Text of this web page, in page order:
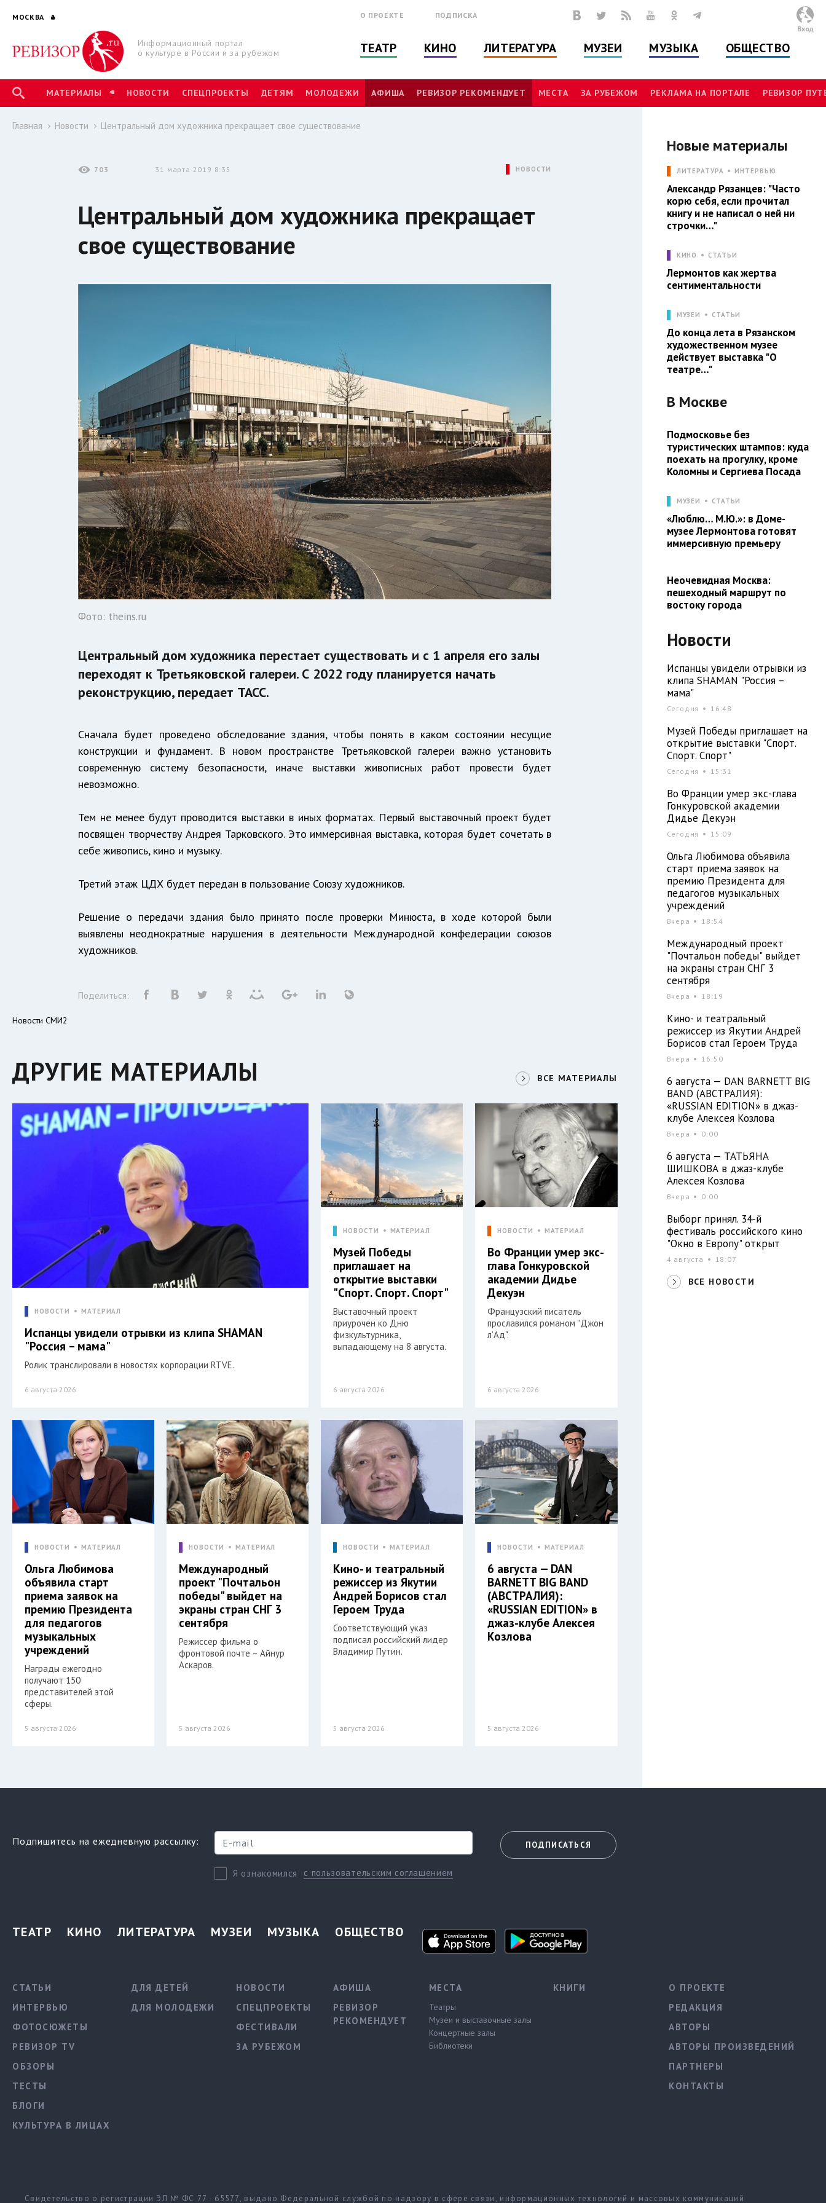
МОСКВА
Информационный портал
о культуре в России и за рубежом
О ПРОЕКТЕ ПОДПИСКА
ТЕАТР КИНО ЛИТЕРАТУРА МУЗЕИ МУЗЫКА ОБЩЕСТВО
Вход
МАТЕРИАЛЫ НОВОСТИ СПЕЦПРОЕКТЫ ДЕТЯМ МОЛОДЕЖИ АФИША РЕВИЗОР РЕКОМЕНДУЕТ МЕСТА ЗА РУБЕЖОМ РЕКЛАМА НА ПОРТАЛЕ РЕВИЗОР
Главная Новости Центральный дом художника прекращает свое существование
703 31 марта 2019 8:35 НОВОСТИ
Центральный дом художника прекращает
свое существование
Фото: theins.ru
Центральный дом художника перестает существовать и с 1 апреля его залы
переходят к Третьяковской галереи. С 2022 году планируется начать
реконструкцию, передает ТАСС.
Сначала будет проведено обследование здания, чтобы понять в каком состоянии несущие
конструкции и фундамент. В новом пространстве Третьяковской галереи важно установить
современную систему безопасности, иначе выставки живописных работ провести будет
невозможно.
Тем не менее будут проводится выставки в иных форматах. Первый выставочный проект будет
посвящен творчеству Андрея Тарковского. Это иммерсивная выставка, которая будет сочетать в
себе живопись, кино и музыку.
Третий этаж ЦДХ будет передан в пользование Союзу художников.
Решение о передачи здания было принято после проверки Минюста, в ходе которой были
выявлены неоднократные нарушения в деятельности Международной конфедерации союзов
художников.
Поделиться:
Новости СМИ2
ДРУГИЕ МАТЕРИАЛЫ ВСЕ МАТЕРИАЛЫ
НОВОСТИ МАТЕРИАЛ
Испанцы увидели отрывки из клипа SHAMAN
"Россия – мама"
Ролик транслировали в новостях корпорации RTVE.
6 августа 2026
НОВОСТИ МАТЕРИАЛ
Музей Победы
приглашает на
открытие выставки
"Спорт. Спорт. Спорт"
Выставочный проект
приурочен ко Дню
физкультурника,
выпадающему на 8 августа.
6 августа 2026
НОВОСТИ МАТЕРИАЛ
Во Франции умер экс-
глава Гонкуровской
академии Дидье
Декуэн
Французский писатель
прославился романом "Джон
л’Ад".
6 августа 2026
НОВОСТИ МАТЕРИАЛ
Ольга Любимова
объявила старт
приема заявок на
премию Президента
для педагогов
музыкальных
учреждений
Награды ежегодно
получают 150
представителей этой
сферы.
5 августа 2026
НОВОСТИ МАТЕРИАЛ
Международный
проект "Почтальон
победы" выйдет на
экраны стран СНГ 3
сентября
Режиссер фильма о
фронтовой почте – Айнур
Аскаров.
5 августа 2026
НОВОСТИ МАТЕРИАЛ
Кино- и театральный
режиссер из Якутии
Андрей Борисов стал
Героем Труда
Соответствующий указ
подписал российский лидер
Владимир Путин.
5 августа 2026
НОВОСТИ МАТЕРИАЛ
6 августа — DAN
BARNETT BIG BAND
(АВСТРАЛИЯ):
«RUSSIAN EDITION» в
джаз-клубе Алексея
Козлова
5 августа 2026
Новые материалы
ЛИТЕРАТУРА ИНТЕРВЬЮ
Александр Рязанцев: "Часто
корю себя, если прочитал
книгу и не написал о ней ни
строчки…"
КИНО СТАТЬИ
Лермонтов как жертва
сентиментальности
МУЗЕИ СТАТЬИ
До конца лета в Рязанском
художественном музее
действует выставка "О
театре…"
В Москве
Подмосковье без
туристических штампов: куда
поехать на прогулку, кроме
Коломны и Сергиева Посада
МУЗЕИ СТАТЬИ
«Люблю… М.Ю.»: в Доме-
музее Лермонтова готовят
иммерсивную премьеру
Неочевидная Москва:
пешеходный маршрут по
востоку города
Новости
Испанцы увидели отрывки из
клипа SHAMAN "Россия –
мама"
Сегодня 16:48
Музей Победы приглашает на
открытие выставки "Спорт.
Спорт. Спорт"
Сегодня 15:31
Во Франции умер экс-глава
Гонкуровской академии
Дидье Декуэн
Сегодня 15:09
Ольга Любимова объявила
старт приема заявок на
премию Президента для
педагогов музыкальных
учреждений
Вчера 18:54
Международный проект
"Почтальон победы" выйдет
на экраны стран СНГ 3
сентября
Вчера 18:19
Кино- и театральный
режиссер из Якутии Андрей
Борисов стал Героем Труда
Вчера 16:50
6 августа — DAN BARNETT BIG
BAND (АВСТРАЛИЯ):
«RUSSIAN EDITION» в джаз-
клубе Алексея Козлова
Вчера 0:00
6 августа — ТАТЬЯНА
ШИШКОВА в джаз-клубе
Алексея Козлова
Вчера 0:00
Выборг принял. 34-й
фестиваль российского кино
"Окно в Европу" открыт
4 августа 18:07
ВСЕ НОВОСТИ
Подпишитесь на ежедневную рассылку:
Я ознакомился с пользовательским соглашением
ПОДПИСАТЬСЯ
ТЕАТР КИНО ЛИТЕРАТУРА МУЗЕИ МУЗЫКА ОБЩЕСТВО
СТАТЬИ
ИНТЕРВЬЮ
ФОТОСЮЖЕТЫ
РЕВИЗОР TV
ОБЗОРЫ
ТЕСТЫ
БЛОГИ
КУЛЬТУРА В ЛИЦАХ
ДЛЯ ДЕТЕЙ
ДЛЯ МОЛОДЕЖИ
НОВОСТИ
СПЕЦПРОЕКТЫ
ФЕСТИВАЛИ
ЗА РУБЕЖОМ
АФИША
РЕВИЗОР
РЕКОМЕНДУЕТ
МЕСТА
Театры
Музеи и выставочные залы
Концертные залы
Библиотеки
КНИГИ
О ПРОЕКТЕ
РЕДАКЦИЯ
АВТОРЫ
АВТОРЫ ПРОИЗВЕДЕНИЙ
ПАРТНЕРЫ
КОНТАКТЫ
Свидетельство о регистрации ЭЛ № ФС 77 - 65577, выдано Федеральной службой по надзору в сфере связи, информационных технологий и массовых коммуникаций